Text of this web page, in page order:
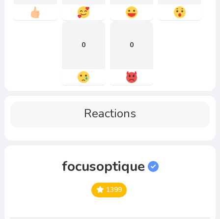
0 0
Reactions
focusoptique
1399